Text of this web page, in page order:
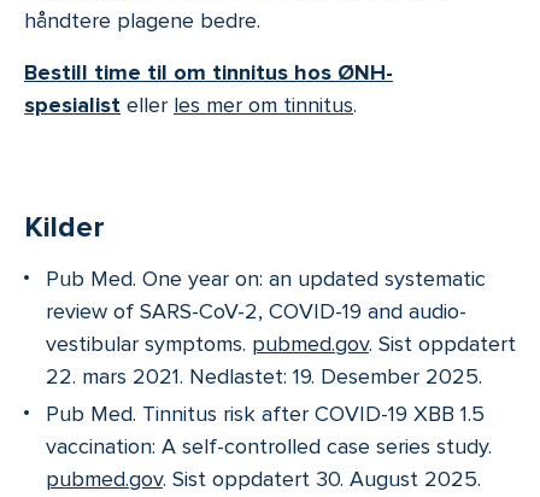
håndtere plagene bedre.
Bestill time til om tinnitus hos ØNH-
spesialist eller les mer om tinnitus.
Kilder
Pub Med. One year on: an updated systematic
review of SARS-CoV-2, COVID-19 and audio-
vestibular symptoms. pubmed.gov. Sist oppdatert
22. mars 2021. Nedlastet: 19. Desember 2025.
Pub Med. Tinnitus risk after COVID-19 XBB 1.5
vaccination: A self-controlled case series study.
pubmed.gov. Sist oppdatert 30. August 2025.